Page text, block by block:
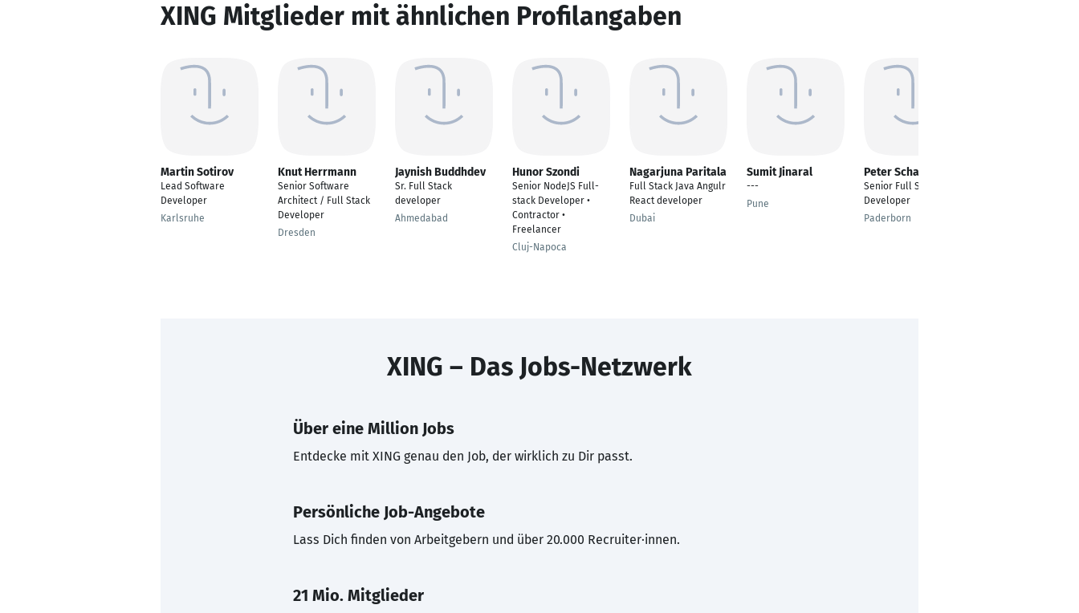
XING Mitglieder mit ähnlichen Profilangaben
Martin Sotirov
Lead Software
Developer
Karlsruhe
Knut Herrmann
Senior Software
Architect / Full Stack
Developer
Dresden
Jaynish Buddhdev
Sr. Full Stack
developer
Ahmedabad
Hunor Szondi
Senior NodeJS Full-
stack Developer •
Contractor •
Freelancer
Cluj-Napoca
Nagarjuna Paritala
Full Stack Java Angulr
React developer
Dubai
Sumit Jinaral
---
Pune
Peter Schael
Senior Full Stack
Developer
Paderborn
XING – Das Jobs-Netzwerk
Über eine Million Jobs
Entdecke mit XING genau den Job, der wirklich zu Dir passt.
Persönliche Job-Angebote
Lass Dich finden von Arbeitgebern und über 20.000 Recruiter·innen.
21 Mio. Mitglieder